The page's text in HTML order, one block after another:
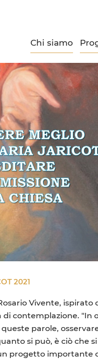
Chi siamo
2021
Vivente,
contemplazione. "In
parole,
si può, è ciò che
progetto